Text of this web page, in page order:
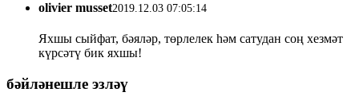
olivier musset2019.12.03 07:05:14
Яхшы сыйфат, бәяләр, төрлелек һәм сатудан соң хезмәт
күрсәтү бик яхшы!
бәйләнешле эзләү